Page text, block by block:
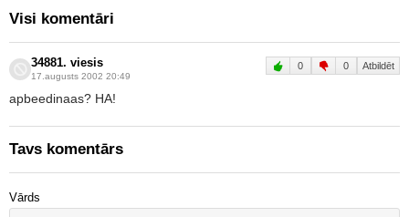
Visi komentāri
34881. viesis
17.augusts 2002 20:49
0 0 Atbildēt
apbeedinaas? HA!
Tavs komentārs
Vārds